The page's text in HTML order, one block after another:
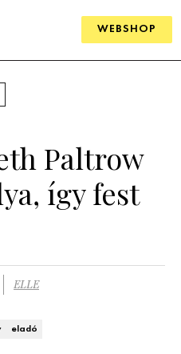
WEBSHOP
Paltrow
így fest
ELLE
eladó